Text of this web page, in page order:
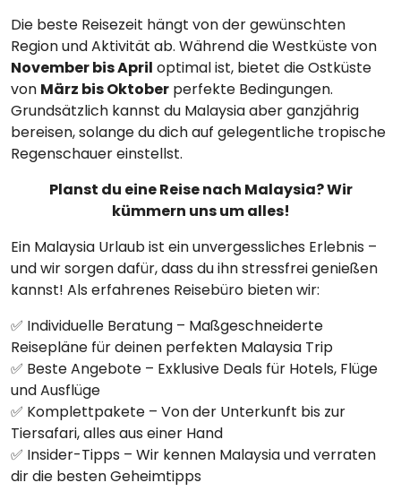
Die beste Reisezeit hängt von der gewünschten
Region und Aktivität ab. Während die Westküste von
November bis April optimal ist, bietet die Ostküste
von März bis Oktober perfekte Bedingungen.
Grundsätzlich kannst du Malaysia aber ganzjährig
bereisen, solange du dich auf gelegentliche tropische
Regenschauer einstellst.
Planst du eine Reise nach Malaysia? Wir
kümmern uns um alles!
Ein Malaysia Urlaub ist ein unvergessliches Erlebnis –
und wir sorgen dafür, dass du ihn stressfrei genießen
kannst! Als erfahrenes Reisebüro bieten wir:
✅ Individuelle Beratung – Maßgeschneiderte
Reisepläne für deinen perfekten Malaysia Trip
✅ Beste Angebote – Exklusive Deals für Hotels, Flüge
und Ausflüge
✅ Komplettpakete – Von der Unterkunft bis zur
Tiersafari, alles aus einer Hand
✅ Insider-Tipps – Wir kennen Malaysia und verraten
dir die besten Geheimtipps